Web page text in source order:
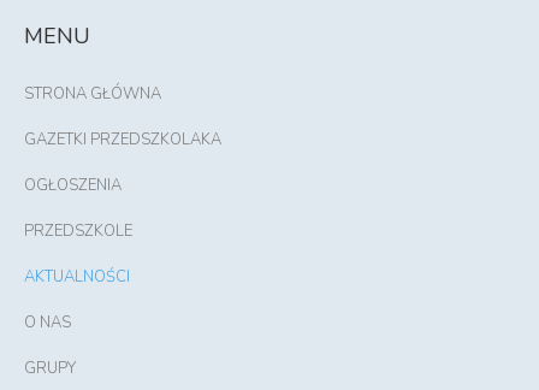
MENU
STRONA GŁÓWNA
GAZETKI PRZEDSZKOLAKA
OGŁOSZENIA
PRZEDSZKOLE
AKTUALNOŚCI
O NAS
GRUPY